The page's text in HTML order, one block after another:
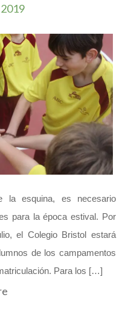
2019
esquina, es necesario
para la época estival. Por
el Colegio Bristol estará
de los campamentos
Para los […]